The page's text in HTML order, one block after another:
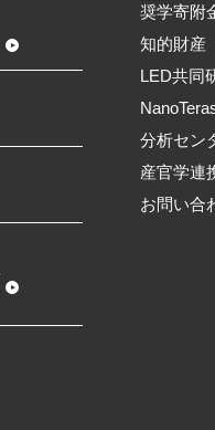
奨学寄附
知的財産
LED共同
分析セン
産官学連
お問い合